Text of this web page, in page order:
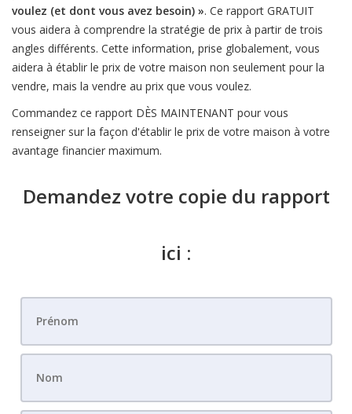
voulez (et dont vous avez besoin) ». Ce rapport GRATUIT
vous aidera à comprendre la stratégie de prix à partir de trois
angles différents. Cette information, prise globalement, vous
aidera à établir le prix de votre maison non seulement pour la
vendre, mais la vendre au prix que vous voulez.
Commandez ce rapport DÈS MAINTENANT pour vous
renseigner sur la façon d'établir le prix de votre maison à votre
avantage financier maximum.
Demandez votre copie du rapport
ici :